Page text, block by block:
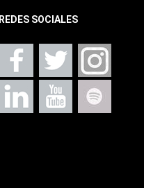
REDES SOCIALES